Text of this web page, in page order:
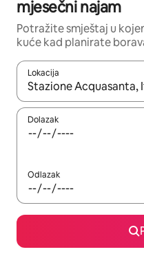
mjesečni najam
Potražite smještaj u
kuće kad planirate
Lokacija
Kada budu dostupni
Dolazak
Odlazak